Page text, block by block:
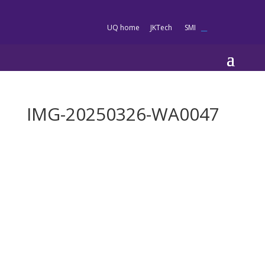
UQ home JKTech SMI
IMG-20250326-WA0047